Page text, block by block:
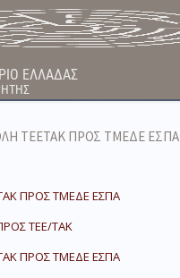
ΕΛΛΑΔΑΣ
ΤΕΕΤΑΚ ΠΡΟΣ ΤΜΕΔΕ ΕΣΠΑ
ΠΡΟΣ ΤΜΕΔΕ ΕΣΠΑ
ΤΕΕ/ΤΑΚ
ΠΡΟΣ ΤΜΕΔΕ ΕΣΠΑ